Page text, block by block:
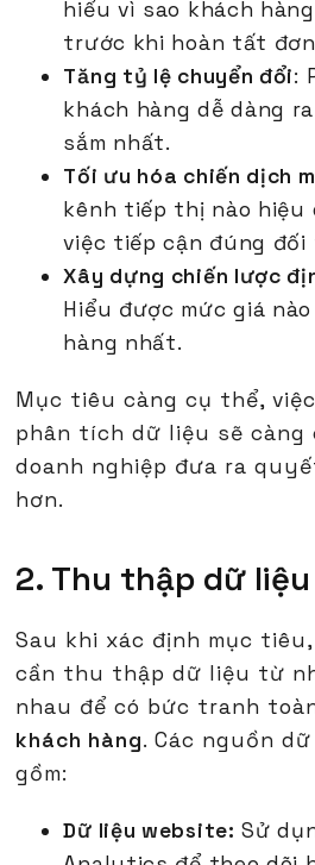
hiểu vì sao khách
trước khi hoàn tất
Tăng tỷ lệ chuyển đổi:
khách hàng dễ dàng
sắm nhất.
Tối ưu hóa chiến dịch
kênh tiếp thị nào hiệu
việc tiếp cận đúng đối
Xây dựng chiến lược
Hiểu được mức giá
hàng nhất.
Mục tiêu càng cụ thể,
phân tích dữ liệu sẽ càng
doanh nghiệp đưa ra
hơn.
2. Thu thập dữ
Sau khi xác định mục
cần thu thập dữ liệu từ
nhau để có bức tranh
khách hàng. Các nguồn
gồm:
Dữ liệu website: Sử